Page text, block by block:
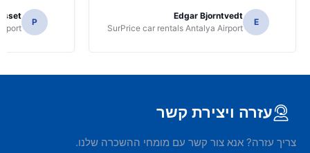
E
Edgar Bjorntvedt
SurPrice car rentals Antalya Airport
P
עזרה ויצירת קשר
צריך עזרה? אנא צור קשר עם מומחי ההשכרה שלנו.